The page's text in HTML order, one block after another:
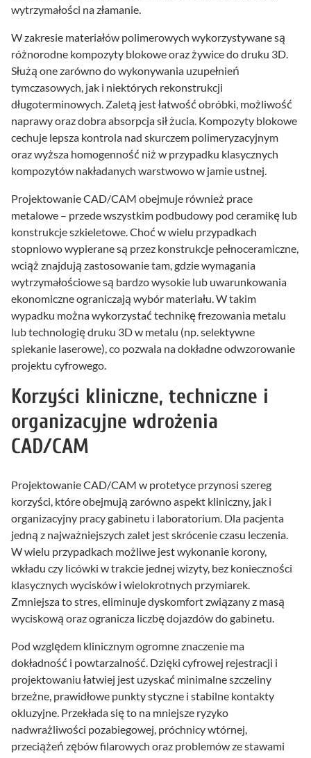
wytrzymałości na złamanie.
W zakresie materiałów polimerowych wykorzystywane są
różnorodne kompozyty blokowe oraz żywice do druku 3D.
Służą one zarówno do wykonywania uzupełnień
tymczasowych, jak i niektórych rekonstrukcji
długoterminowych. Zaletą jest łatwość obróbki, możliwość
naprawy oraz dobra absorpcja sił żucia. Kompozyty blokowe
cechuje lepsza kontrola nad skurczem polimeryzacyjnym
oraz wyższa homogenność niż w przypadku klasycznych
kompozytów nakładanych warstwowo w jamie ustnej.
Projektowanie CAD/CAM obejmuje również prace
metalowe – przede wszystkim podbudowy pod ceramikę lub
konstrukcje szkieletowe. Choć w wielu przypadkach
stopniowo wypierane są przez konstrukcje pełnoceramiczne,
wciąż znajdują zastosowanie tam, gdzie wymagania
wytrzymałościowe są bardzo wysokie lub uwarunkowania
ekonomiczne ograniczają wybór materiału. W takim
wypadku można wykorzystać technikę frezowania metalu
lub technologię druku 3D w metalu (np. selektywne
spiekanie laserowe), co pozwala na dokładne odwzorowanie
projektu cyfrowego.
Korzyści kliniczne, techniczne i
organizacyjne wdrożenia
CAD/CAM
Projektowanie CAD/CAM w protetyce przynosi szereg
korzyści, które obejmują zarówno aspekt kliniczny, jak i
organizacyjny pracy gabinetu i laboratorium. Dla pacjenta
jedną z najważniejszych zalet jest skrócenie czasu leczenia.
W wielu przypadkach możliwe jest wykonanie korony,
wkładu czy licówki w trakcie jednej wizyty, bez konieczności
klasycznych wycisków i wielokrotnych przymiarek.
Zmniejsza to stres, eliminuje dyskomfort związany z masą
wyciskową oraz ogranicza liczbę dojazdów do gabinetu.
Pod względem klinicznym ogromne znaczenie ma
dokładność i powtarzalność. Dzięki cyfrowej rejestracji i
projektowaniu łatwiej jest uzyskać minimalne szczeliny
brzeżne, prawidłowe punkty styczne i stabilne kontakty
okluzyjne. Przekłada się to na mniejsze ryzyko
nadwrażliwości pozabiegowej, próchnicy wtórnej,
przeciążeń zębów filarowych oraz problemów ze stawami